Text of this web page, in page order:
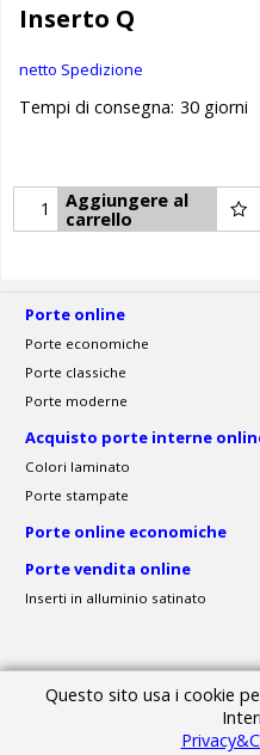
Inserto Q
netto Spedizione
Tempi di consegna: 30 giorni
Aggiungere al
carrello
Porte online
Porte economiche
Porte classiche
Porte moderne
Acquisto porte interne
Colori laminato
Porte stampate
Porte online economiche
Porte vendita online
Inserti in alluminio satinato
Powered
Questo sito usa i cookie